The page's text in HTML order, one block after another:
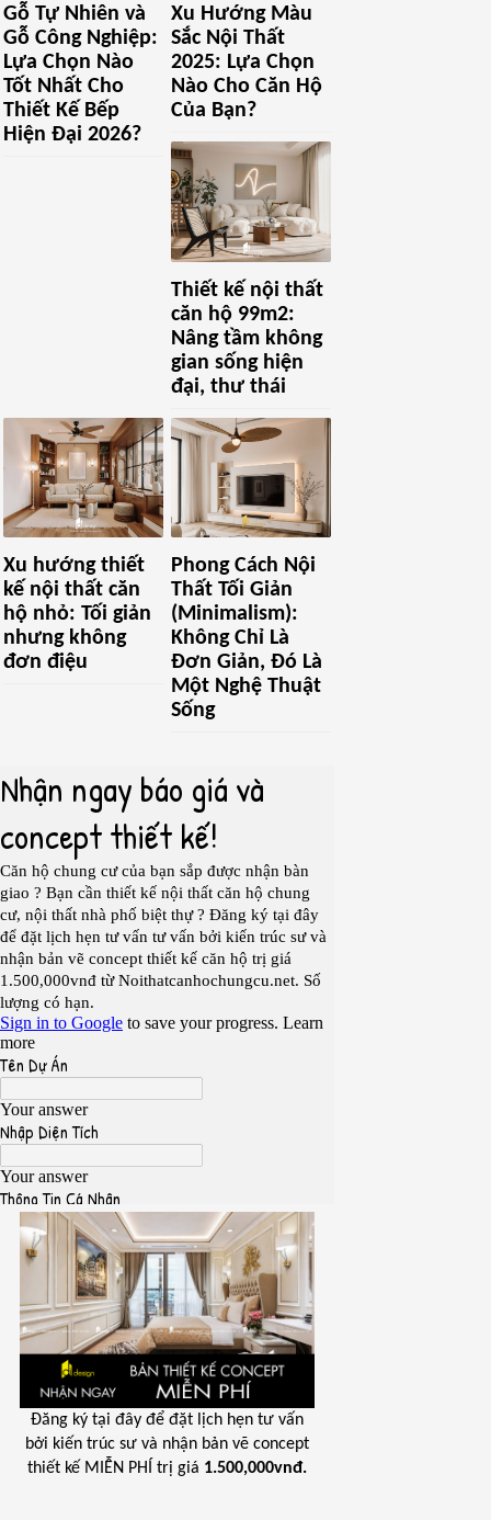
Gỗ Tự Nhiên và
Gỗ Công Nghiệp:
Lựa Chọn Nào
Tốt Nhất Cho
Thiết Kế Bếp
Hiện Đại 2026?
Xu Hướng Màu
Sắc Nội Thất
2025: Lựa Chọn
Nào Cho Căn Hộ
Của Bạn?
Thiết kế nội thất
căn hộ 99m2:
Nâng tầm không
gian sống hiện
đại, thư thái
Xu hướng thiết
kế nội thất căn
hộ nhỏ: Tối giản
nhưng không
đơn điệu
Phong Cách Nội
Thất Tối Giản
(Minimalism):
Không Chỉ Là
Đơn Giản, Đó Là
Một Nghệ Thuật
Sống
Đăng ký tại đây để đặt lịch hẹn tư vấn
bởi kiến trúc sư và nhận bản vẽ concept
thiết kế MIỄN PHÍ trị giá 1.500,000vnđ.